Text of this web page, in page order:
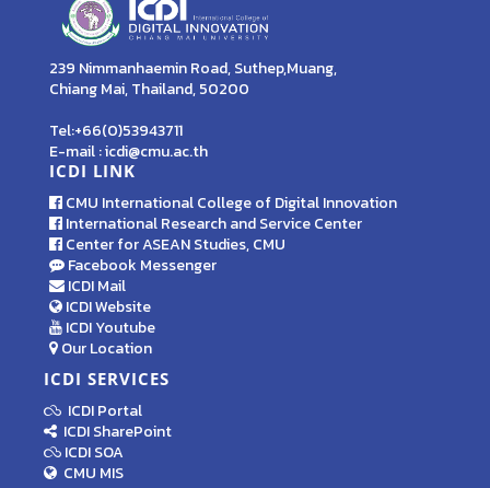
239 Nimmanhaemin Road, Suthep,Muang,
Chiang Mai, Thailand, 50200
Tel:+66(0)53943711
E-mail : icdi@cmu.ac.th
ICDI LINK
CMU International College of Digital Innovation
International Research and Service Center
Center for ASEAN Studies, CMU
Facebook Messenger
ICDI Mail
ICDI Website
ICDI Youtube
Our Location
ICDI SERVICES
ICDI Portal
ICDI SharePoint
ICDI SOA
CMU MIS